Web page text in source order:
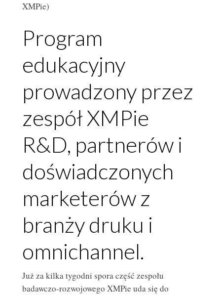
XMPie)
Program
edukacyjny
prowadzony przez
zespół XMPie
R&D, partnerów i
doświadczonych
marketerów z
branży druku i
omnichannel.
Już za kilka tygodni spora część zespołu
badawczo-rozwojowego XMPie uda się do